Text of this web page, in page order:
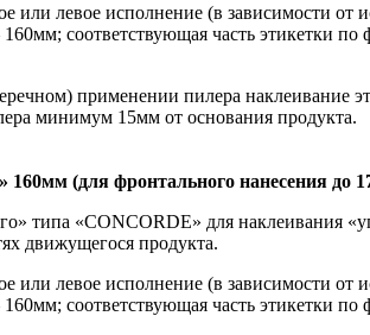
или левое исполнение (в зависимости от
соответствующая часть этикетки
применении пилера наклеивание
минимум 15мм от основания продукта.
» 160мм (для фронтального нанесения до
типа «CONCORDE» для наклеивания
движущегося продукта.
или левое исполнение (в зависимости от
соответствующая часть этикетки